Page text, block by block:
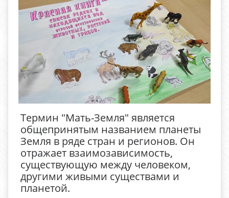
Термин "Мать-Земля" является
общепринятым названием планеты
Земля в ряде стран и регионов. Он
отражает взаимозависимость,
существующую между человеком,
другими живыми существами и
планетой.